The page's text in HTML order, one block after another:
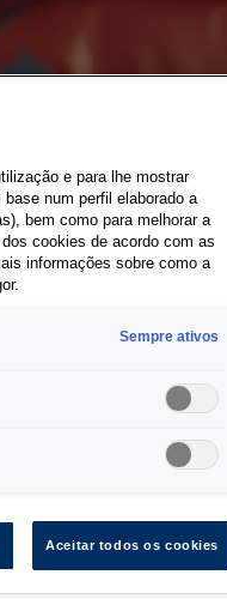
e para lhe mostrar
num perfil elaborado a
bem como para melhorar a
cookies de acordo com as
informações sobre como a
Sempre ativos
Aceitar todos os cookies